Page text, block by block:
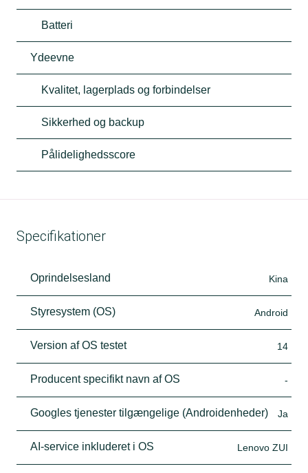
Batteri
Ydeevne
Kvalitet, lagerplads og forbindelser
Sikkerhed og backup
Pålidelighedsscore
Specifikationer
Oprindelsesland Kina
Styresystem (OS) Android
Version af OS testet 14
Producent specifikt navn af OS -
Googles tjenester tilgængelige (Androidenheder) Ja
AI-service inkluderet i OS Lenovo ZUI